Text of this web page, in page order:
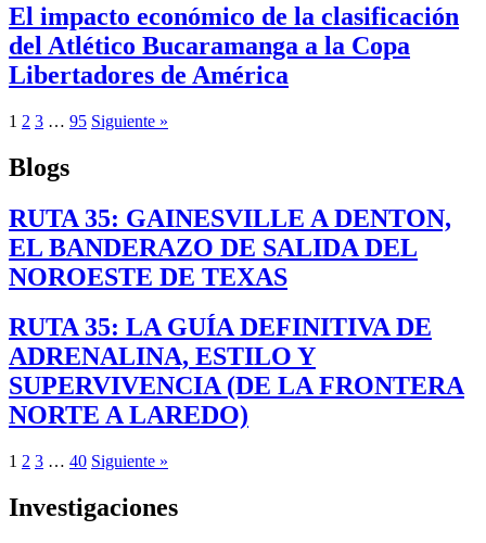
El impacto económico de la clasificación
del Atlético Bucaramanga a la Copa
Libertadores de América
1 2 3 … 95 Siguiente »
Blogs
RUTA 35: GAINESVILLE A DENTON,
EL BANDERAZO DE SALIDA DEL
NOROESTE DE TEXAS
RUTA 35: LA GUÍA DEFINITIVA DE
ADRENALINA, ESTILO Y
SUPERVIVENCIA (DE LA FRONTERA
NORTE A LAREDO)
1 2 3 … 40 Siguiente »
Investigaciones